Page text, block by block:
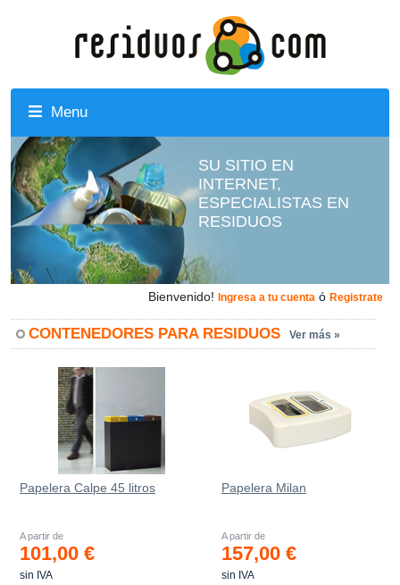
Menu
SU SITIO EN
INTERNET,
ESPECIALISTAS EN
RESIDUOS
Bienvenido! Ingresa a tu cuenta ó Registrate
CONTENEDORES PARA RESIDUOS Ver más »
Papelera Calpe 45 litros
A partir de
101,00 €
sin IVA
Papelera Milan
A partir de
157,00 €
sin IVA